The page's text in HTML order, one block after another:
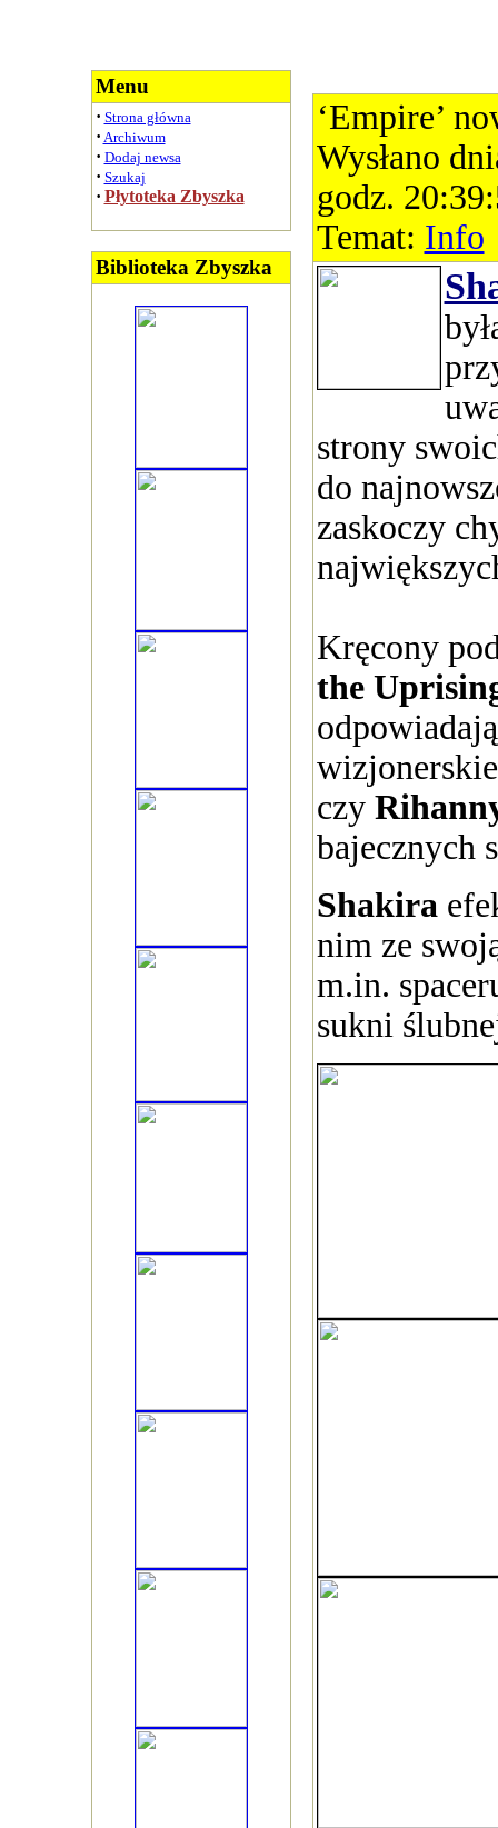
Menu
· Strona główna
· Archiwum
· Dodaj newsa
· Szukaj
· Płytoteka Zbyszka
Biblioteka Zbyszka
‘Empire’
Wysłano
godz.
Temat: Info
strony
do
zaskoczy
Kręcony
the
czy
bajecznych
Shakira
nim ze
m.in.
sukni